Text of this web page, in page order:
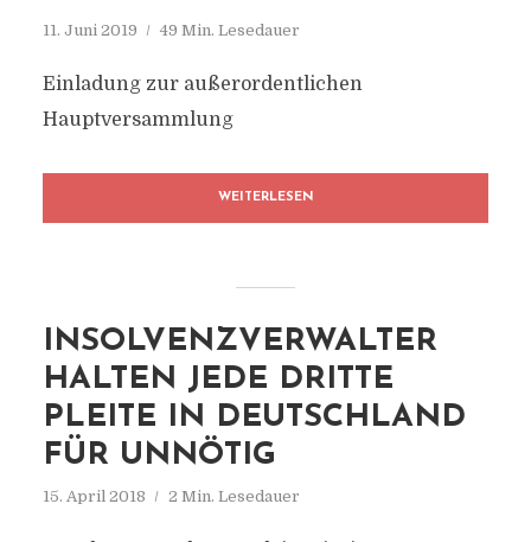
11. Juni 2019 49 Min. Lesedauer
Einladung zur außerordentlichen
Hauptversammlung
WEITERLESEN
INSOLVENZVERWALTER
HALTEN JEDE DRITTE
PLEITE IN DEUTSCHLAND
FÜR UNNÖTIG
15. April 2018 2 Min. Lesedauer